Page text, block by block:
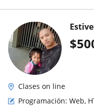
$
Clases on line
Programación: Web,